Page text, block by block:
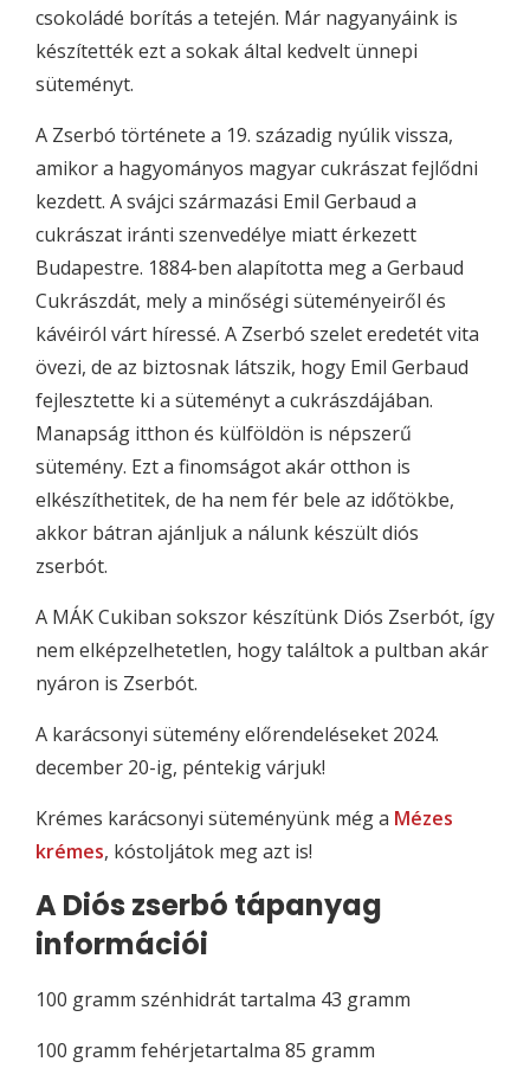
csokoládé borítás a tetején. Már nagyanyáink is
készítették ezt a sokak által kedvelt ünnepi
süteményt.
A Zserbó története a 19. századig nyúlik vissza,
amikor a hagyományos magyar cukrászat fejlődni
kezdett. A svájci származási Emil Gerbaud a
cukrászat iránti szenvedélye miatt érkezett
Budapestre. 1884-ben alapította meg a Gerbaud
Cukrászdát, mely a minőségi süteményeiről és
kávéiról várt híressé. A Zserbó szelet eredetét vita
övezi, de az biztosnak látszik, hogy Emil Gerbaud
fejlesztette ki a süteményt a cukrászdájában.
Manapság itthon és külföldön is népszerű
sütemény. Ezt a finomságot akár otthon is
elkészíthetitek, de ha nem fér bele az időtökbe,
akkor bátran ajánljuk a nálunk készült diós
zserbót.
A MÁK Cukiban sokszor készítünk Diós Zserbót, így
nem elképzelhetetlen, hogy találtok a pultban akár
nyáron is Zserbót.
A karácsonyi sütemény előrendeléseket 2024.
december 20-ig, péntekig várjuk!
Krémes karácsonyi süteményünk még a Mézes
krémes, kóstoljátok meg azt is!
A Diós zserbó tápanyag
információi
100 gramm szénhidrát tartalma 43 gramm
100 gramm fehérjetartalma 85 gramm